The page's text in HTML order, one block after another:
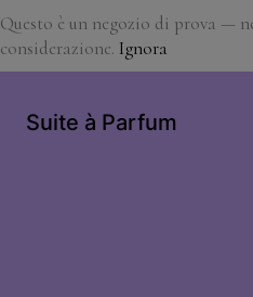
Questo è un negozio di prova —
considerazione. Ignora
Suite à Parfum